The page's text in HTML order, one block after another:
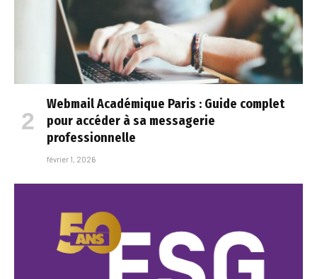
Webmail Académique Paris : Guide complet
pour accéder à sa messagerie
professionnelle
février 1, 2026